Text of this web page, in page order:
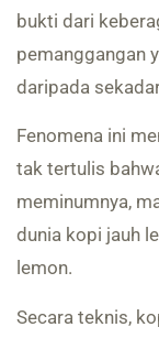
bukti dari
pemanggangan
daripada
Fenomena ini
tak tertulis
meminumnya,
dunia kopi jauh
lemon.
Secara teknis,